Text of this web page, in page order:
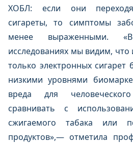
ХОБЛ: если они
сигареты, то симптомы
менее выраженными.
исследованиях мы видим, что
только электронных сигарет
низкими уровнями
вреда для
сравнивать с
сжигаемого табака или
продуктов»,— отметила